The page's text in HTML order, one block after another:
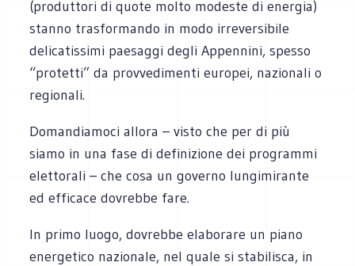
(produttori di quote molto modeste di energia)
stanno trasformando in modo irreversibile
delicatissimi paesaggi degli Appennini, spesso
“protetti” da provvedimenti europei, nazionali o
regionali.
Domandiamoci allora – visto che per di più
siamo in una fase di definizione dei programmi
elettorali – che cosa un governo lungimirante
ed efficace dovrebbe fare.
In primo luogo, dovrebbe elaborare un piano
energetico nazionale, nel quale si stabilisca, in